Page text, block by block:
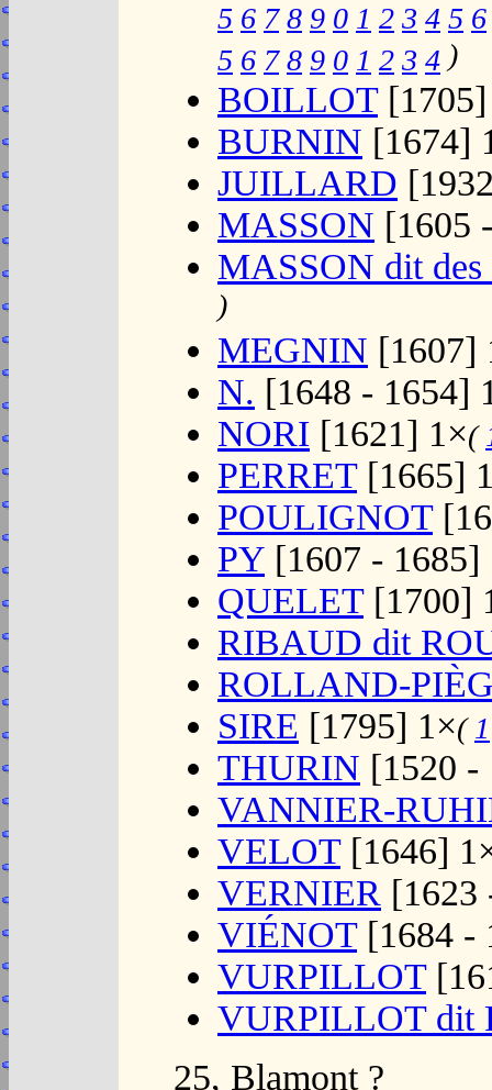
5 6 7 8 9 0 1 2 3 4 5 6
5 6 7 8 9 0 1 2 3 4 )
BOILLOT[1705]
BURNIN [1674]
JUILLARD
MASSON [1605
MASSON dit des
)
MEGNIN [1607]
N. [1648 - 1654]
NORI [1621] 1×(
PERRET[1665]
POULIGNOT
PY [1607 - 1685]
QUELET[1700]
RIBAUD dit
ROLLAND-
SIRE [1795] 1×(1
THURIN [1520 -
VANNIER-
VELOT[1646]
VERNIER [1623
VIÉNOT[1684 -
VURPILLOT
VURPILLOT dit
25, Blamont ?